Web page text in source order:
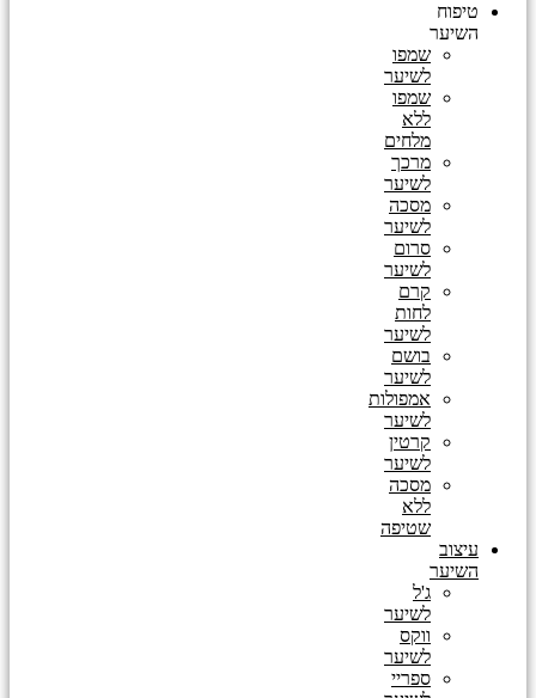
טיפוח
השיער
שמפו
לשיער
שמפו
ללא
מלחים
מרכך
לשיער
מסכה
לשיער
סרום
לשיער
קרם
לחות
לשיער
בושם
לשיער
אמפולות
לשיער
קרטין
לשיער
מסכה
ללא
שטיפה
עיצוב
השיער
ג'ל
לשיער
ווקס
לשיער
ספריי